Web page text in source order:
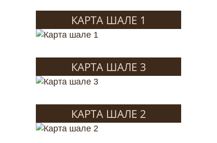
КАРТА ШАЛЕ 1
КАРТА ШАЛЕ 3
КАРТА ШАЛЕ 2